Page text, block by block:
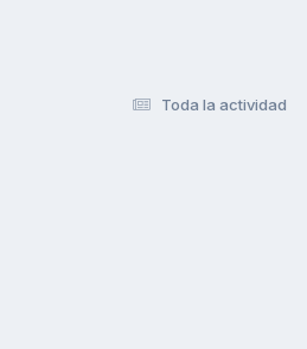
Toda la actividad